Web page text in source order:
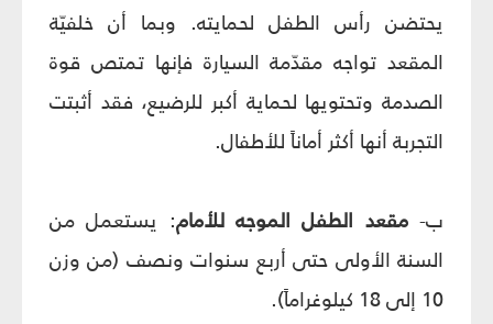
يحتضن رأس الطفل لحمايته. وبما أن خلفيّة
المقعد تواجه مقدّمة السيارة فإنها تمتص قوة
الصدمة وتحتويها لحماية أكبر للرضيع، فقد أثبتت
التجربة أنها أكثر أماناً للأطفال.
ب-مقعد الطفل الموجه للأمام: يستعمل من
السنة الأولى حتى أربع سنوات ونصف (من وزن
10 إلى 18 كيلوغراماً).